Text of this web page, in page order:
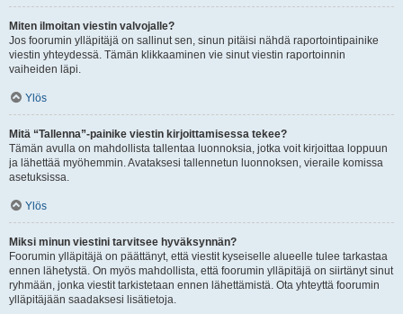
Miten ilmoitan viestin valvojalle?
Jos foorumin ylläpitäjä on sallinut sen, sinun pitäisi nähdä raportointipainike
viestin yhteydessä. Tämän klikkaaminen vie sinut viestin raportoinnin
vaiheiden läpi.
Ylös
Mitä “Tallenna”-painike viestin kirjoittamisessa tekee?
Tämän avulla on mahdollista tallentaa luonnoksia, jotka voit kirjoittaa loppuun
ja lähettää myöhemmin. Avataksesi tallennetun luonnoksen, vieraile komissa
asetuksissa.
Ylös
Miksi minun viestini tarvitsee hyväksynnän?
Foorumin ylläpitäjä on päättänyt, että viestit kyseiselle alueelle tulee tarkastaa
ennen lähetystä. On myös mahdollista, että foorumin ylläpitäjä on siirtänyt sinut
ryhmään, jonka viestit tarkistetaan ennen lähettämistä. Ota yhteyttä foorumin
ylläpitäjään saadaksesi lisätietoja.